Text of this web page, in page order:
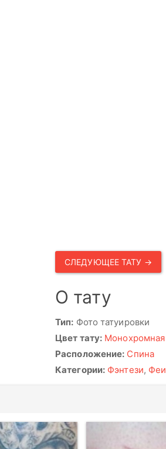
СЛЕДУЮЩЕЕ ТАТУ →
О тату
Тип: Фото татуировки
Цвет тату: Монохромная
Расположение: Спина
Категории: Фэнтези, Феи